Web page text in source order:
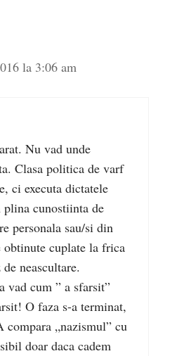
la 3:06 am
Nu vad unde
Clasa politica de varf
ci executa dictatele
cunostiinta de
personala sau/si din
obtinute cuplate la frica
neascultare.
vad cum ” a sfarsit”
O faza s-a terminat,
compara „nazismul” cu
doar daca cadem